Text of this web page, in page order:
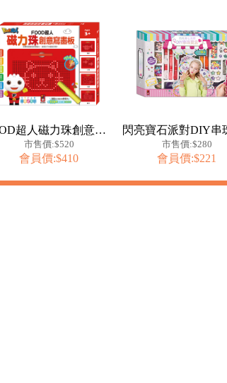
FOOD超人磁力珠創意寫畫板
市售價:$520
會員價:$410
市售價:$280
會員價:$221